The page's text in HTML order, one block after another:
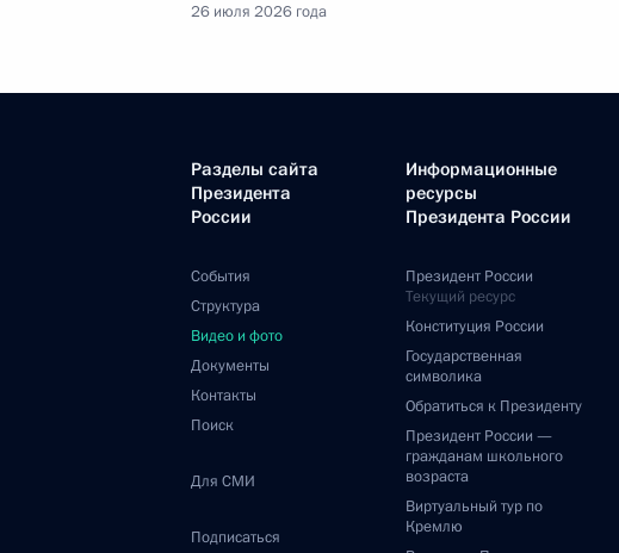
26 июля 2026 года
Разделы сайта
Президента
России
События
Структура
Видео и фото
Документы
Контакты
Поиск
Для СМИ
Подписаться
Информационные
ресурсы
Президента России
Президент России
Текущий ресурс
Конституция России
Государственная
символика
Обратиться к Президенту
Президент России —
гражданам школьного
возраста
Виртуальный тур по
Кремлю